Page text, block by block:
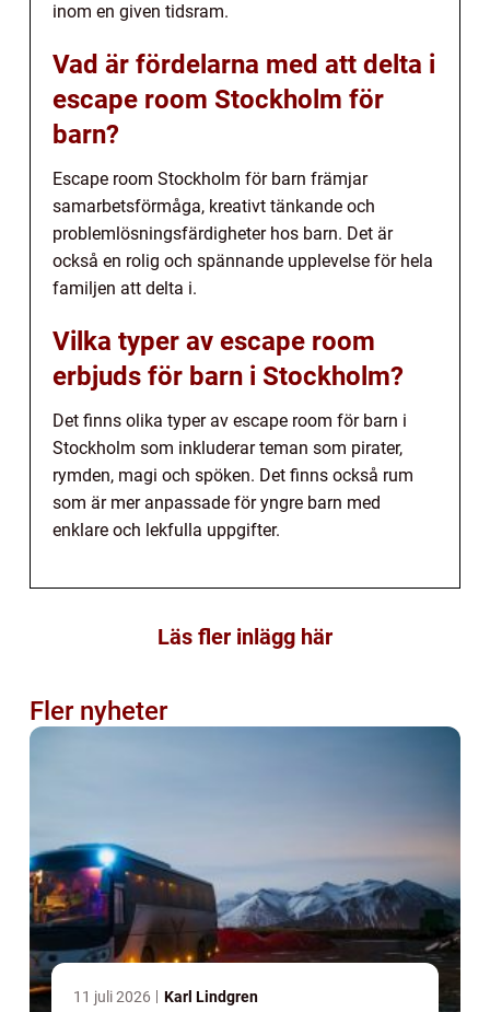
inom en given tidsram.
Vad är fördelarna med att delta i
escape room Stockholm för
barn?
Escape room Stockholm för barn främjar
samarbetsförmåga, kreativt tänkande och
problemlösningsfärdigheter hos barn. Det är
också en rolig och spännande upplevelse för hela
familjen att delta i.
Vilka typer av escape room
erbjuds för barn i Stockholm?
Det finns olika typer av escape room för barn i
Stockholm som inkluderar teman som pirater,
rymden, magi och spöken. Det finns också rum
som är mer anpassade för yngre barn med
enklare och lekfulla uppgifter.
Läs fler inlägg här
Fler nyheter
11 juli 2026 Karl Lindgren